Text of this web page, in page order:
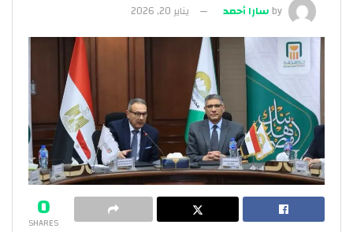
byسارا أحمد يناير 20, 2026
0
SHARES